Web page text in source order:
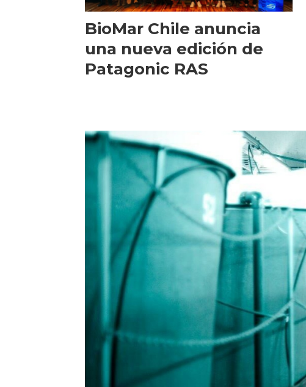
BioMar Chile anuncia
una nueva edición de
Patagonic RAS